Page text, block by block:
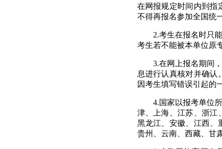
在网报规定时间内到指
不得再报名参加全国统
2.考生在报名时只
考生若不能被本单位原
3.在网上报名期间
息进行认真核对并确认
因考生填写错误引起的
4.国家以报考单位
津、上海、江苏、浙江
黑龙江、安徽、江西、
贵州、云南、西藏、甘